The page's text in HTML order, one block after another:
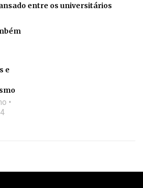
entre os universitários
e